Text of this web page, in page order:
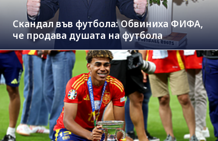
Скандал във футбола: Обвиниха ФИФА,
че продава душата на футбола